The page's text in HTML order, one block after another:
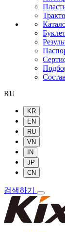
RU
KR
EN
RU
VN
IN
JP
CN
검색하기